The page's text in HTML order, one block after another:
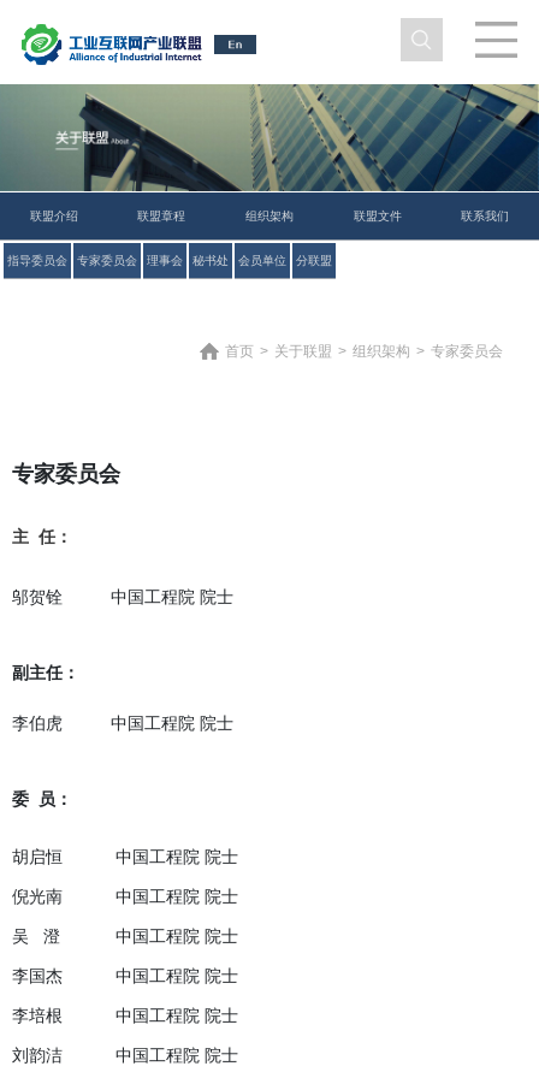
联盟介绍 联盟章程 组织架构
指导委员会 专家委员会 理事会 秘书处 会员单位 分联盟
联盟文件 联系我们
首页 > 关于联盟 > 组织架构 > 专家委员会
专家委员会
主 任：
邬贺铨 中国工程院 院士
副主任：
李伯虎 中国工程院 院士
委 员：
胡启恒 中国工程院 院士
倪光南 中国工程院 院士
吴 澄 中国工程院 院士
李国杰 中国工程院 院士
李培根 中国工程院 院士
刘韵洁 中国工程院 院士